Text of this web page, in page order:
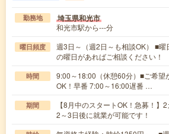
勤務地 埼玉県和光市
和光市駅から---分
曜日頻度
週3日～（週2日～も相談OK） ■曜
の曜日があればご相談ください！
時間
9:00～18:00（休憩60分）■ご希望
OK！早番 7:00～16:00遅番 …
期間
【8月中のスタートOK！急募！
2～3日後に就業が可能です！